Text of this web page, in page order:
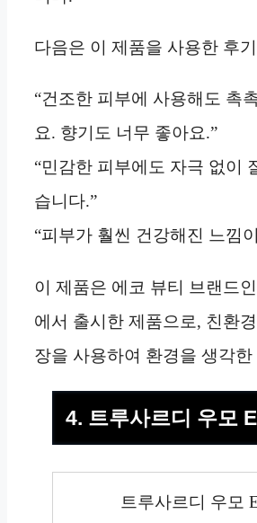
다음은 이 제품을 사용한 후
“건조한 피부에 사용해도 촉
요. 향기도 너무 좋아요.”
“민감한 피부에도 자극 없이
습니다.”
“피부가 훨씬 건강해진 느낌
이 제품은 에코 뷰티 브랜드
에서 출시한 제품으로, 친환
장을 사용하여 환경을 생각
4. 트루사르디 우모
트루사르디 우모